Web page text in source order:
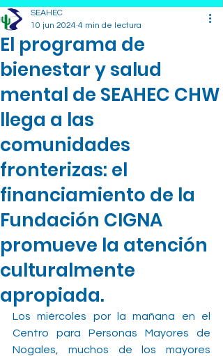
El programa de
bienestar y salud
mental de SEAHEC CHW
llega a las
comunidades
fronterizas: el
financiamiento de la
Fundación CIGNA
promueve la atención
culturalmente
apropiada.
SEAHEC
10 jun 2024 4 min de lectura
Los miércoles por la mañana en el
Centro para Personas Mayores de
Nogales, muchos de los mayores